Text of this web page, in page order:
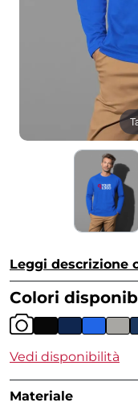
Leggi descrizione
Colori
Vedi disponibilità
Materiale